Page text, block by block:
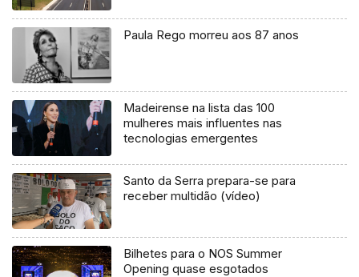
Paula Rego morreu aos 87 anos
Madeirense na lista das 100
mulheres mais influentes nas
tecnologias emergentes
Santo da Serra prepara-se para
receber multidão (vídeo)
Bilhetes para o NOS Summer
Opening quase esgotados